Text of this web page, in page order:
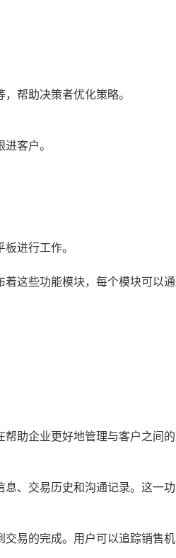
帮助决策者优化策略。
客户。
进行工作。
这些功能模块，每个模块可以
助企业更好地管理与客户之间
、交易历史和沟通记录。这一
易的完成。用户可以追踪销售